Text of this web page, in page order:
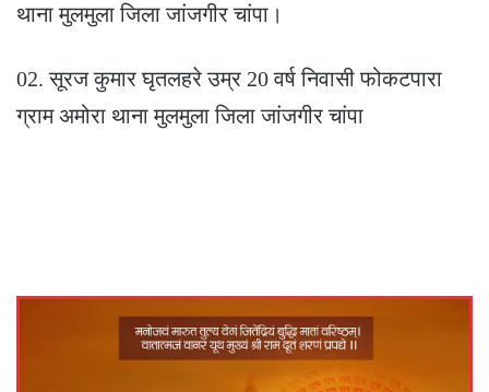
थाना मुलमुला जिला जांजगीर चांपा।
02. सूरज कुमार घृतलहरे उम्र 20 वर्ष निवासी फोकटपारा
ग्राम अमोरा थाना मुलमुला जिला जांजगीर चांपा